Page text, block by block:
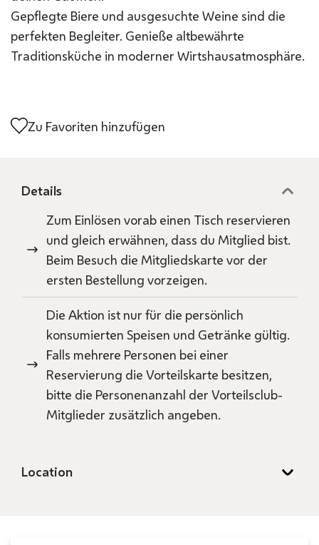
Gepflegte Biere und ausgesuchte Weine sind die
perfekten Begleiter. Genieße altbewährte
Traditionsküche in moderner Wirtshausatmosphäre.
Zu Favoriten hinzufügen
Details
Zum Einlösen vorab einen Tisch reservieren
und gleich erwähnen, dass du Mitglied bist.
Beim Besuch die Mitgliedskarte vor der
ersten Bestellung vorzeigen.
Die Aktion ist nur für die persönlich
konsumierten Speisen und Getränke gültig.
Falls mehrere Personen bei einer
Reservierung die Vorteilskarte besitzen,
bitte die Personenanzahl der Vorteilsclub-
Mitglieder zusätzlich angeben.
Location